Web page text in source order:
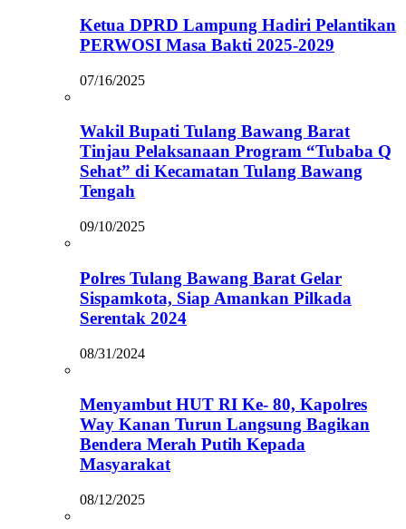
Ketua DPRD Lampung Hadiri Pelantikan
PERWOSI Masa Bakti 2025-2029
07/16/2025
Wakil Bupati Tulang Bawang Barat
Tinjau Pelaksanaan Program “Tubaba Q
Sehat” di Kecamatan Tulang Bawang
Tengah
09/10/2025
Polres Tulang Bawang Barat Gelar
Sispamkota, Siap Amankan Pilkada
Serentak 2024
08/31/2024
Menyambut HUT RI Ke- 80, Kapolres
Way Kanan Turun Langsung Bagikan
Bendera Merah Putih Kepada
Masyarakat
08/12/2025